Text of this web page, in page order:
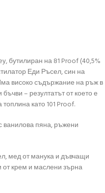
бутилиран на 81 Proof (40,5%
Еди Ръсел, син на
високо съдържание на ръж в
– резултатът от което е
като 101 Proof.
пяна, ръжени
мед от манука и дъвчащи
крем и маслени зърна